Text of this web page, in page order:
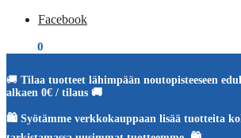
Facebook
0
🚚 Tilaa tuotteet lähimpään noutopisteeseen
alkaen 0€ / tilaus 🚚
🛍️ Syötämme verkkokauppaan lisää tuotteita